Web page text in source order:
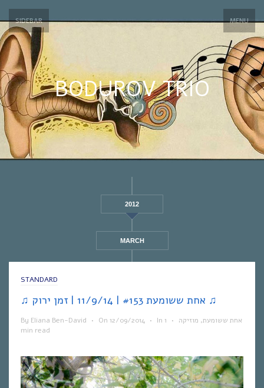
SIDEBAR MENU
BODUROV TRIO
2012
MARCH
STANDARD
♫ אחת ששומעת #153 | 11/9/14 | זמן ירוק ♫
By Eliana Ben-David • On 12/09/2014 • In אחת ששומעת, מוזיקה •
1
min read